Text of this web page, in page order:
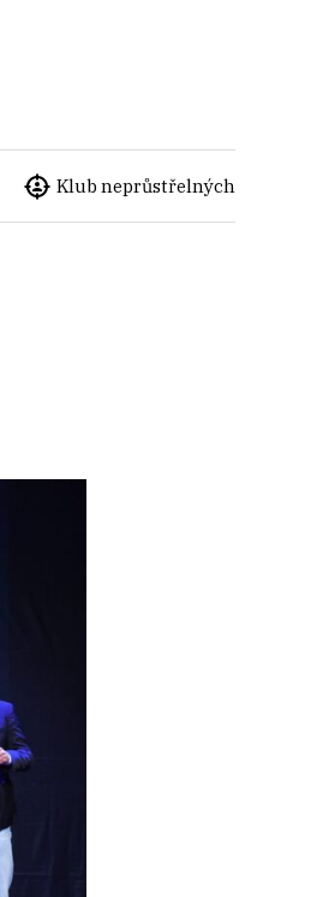
Klub neprůstřelných